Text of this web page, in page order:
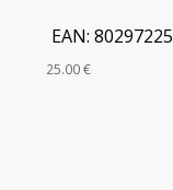
EAN:
25.00€